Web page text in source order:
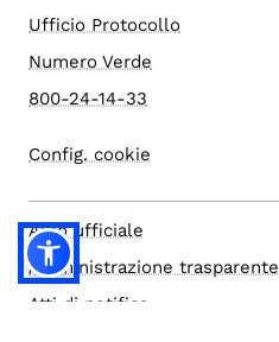
Ufficio Protocollo
Numero Verde
800-24-14-33
Config. cookie
Albo ufficiale
Amministrazione trasparente
Atti di notifica